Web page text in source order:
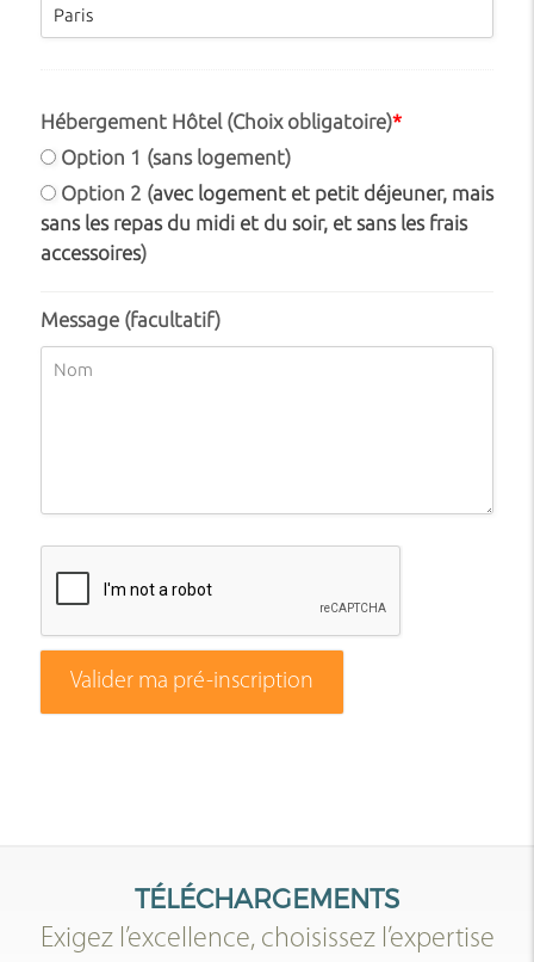
Hébergement Hôtel (Choix obligatoire)*
Option 1 (sans logement)
Option 2 (avec logement et petit déjeuner, mais
sans les repas du midi et du soir, et sans les frais
accessoires)
Message (facultatif)
Valider ma pré-inscription
TÉLÉCHARGEMENTS
Exigez l’excellence, choisissez l’expertise